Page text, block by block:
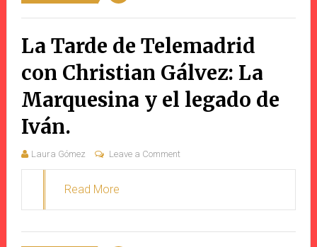
La Tarde de Telemadrid
con Christian Gálvez: La
Marquesina y el legado de
Iván.
Laura Gómez Leave a Comment
Read More